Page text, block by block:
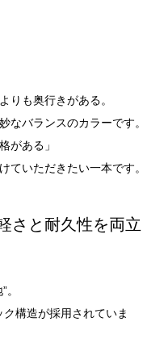
りも奥行きがある。
なバランスのカラーです。
がある」
ていただきたい一本です。
さと耐久性を両立
構造が採用されていま